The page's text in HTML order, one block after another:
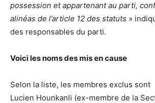
possession et appartenant au parti,
alinéas de l’article 12 des statuts »
des responsables du parti.
Voici les noms des mis en cause
Selon la liste, les membres exclus sont
Lucien Hounkanli (ex-membre de la